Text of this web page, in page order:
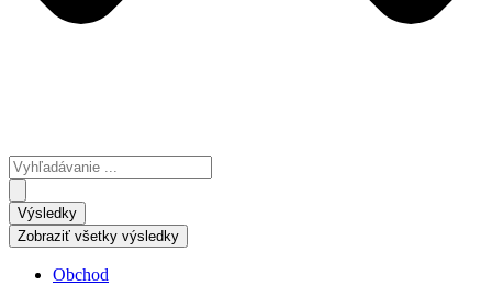
Search
...
Výsledky
Zobraziť všetky výsledky
Obchod